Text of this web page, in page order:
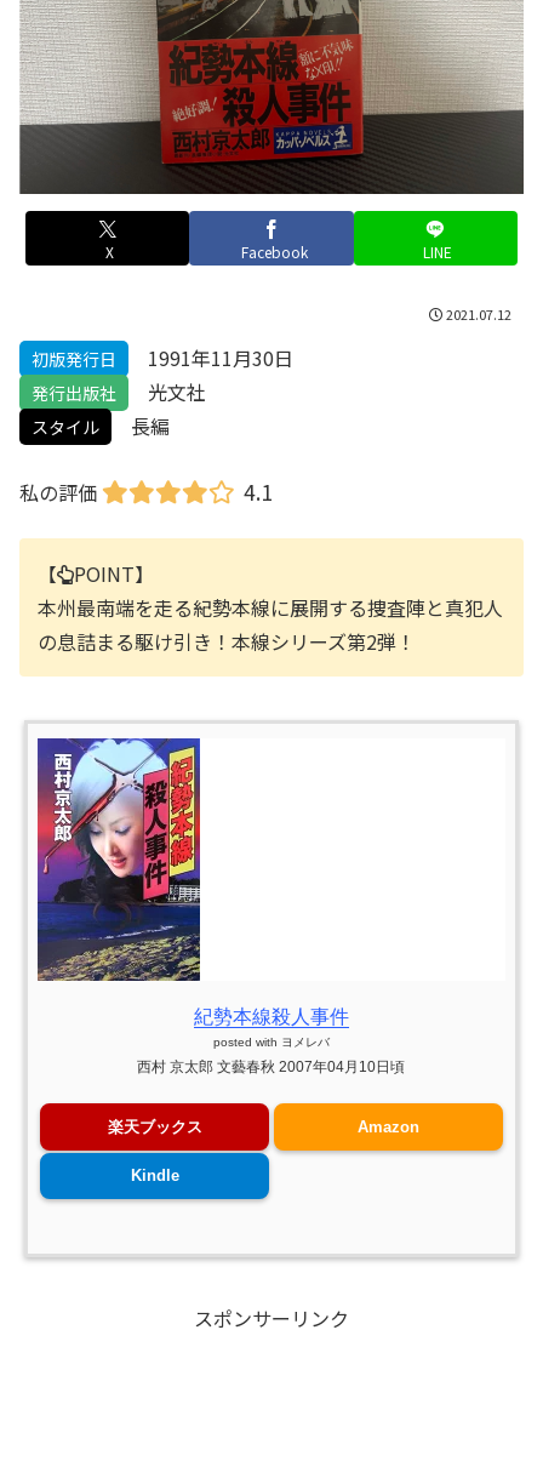
X Facebook LINE
2021.07.12
初版発行日 1991年11月30日
発行出版社 光文社
スタイル 長編
私の評価 4.1
【
POINT】
本州最南端を走る紀勢本線に展開する捜査陣と真犯人
の息詰まる駆け引き！本線シリーズ第2弾！
紀勢本線殺人事件
posted with ヨメレバ
西村 京太郎 文藝春秋 2007年04月10日頃
楽天ブックス Amazon
Kindle
スポンサーリンク